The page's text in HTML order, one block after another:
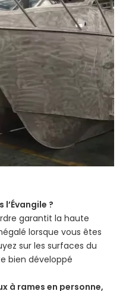
?
garantit la haute
lorsque vous êtes
sur les surfaces du
bien développé
à rames en personne,